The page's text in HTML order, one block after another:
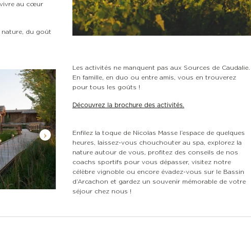
vivre au cœur
nature, du goût
Les activités ne manquent pas aux Sources de Caudalie.
En famille, en duo ou entre amis, vous en trouverez
pour tous les goûts !
Découvrez la brochure des activités.
Enfilez la toque de Nicolas Masse l’espace de quelques
heures, laissez-vous chouchouter au spa, explorez la
nature autour de vous, profitez des conseils de nos
coachs sportifs pour vous dépasser, visitez notre
célèbre vignoble ou encore évadez-vous sur le Bassin
d’Arcachon et gardez un souvenir mémorable de votre
séjour chez nous !